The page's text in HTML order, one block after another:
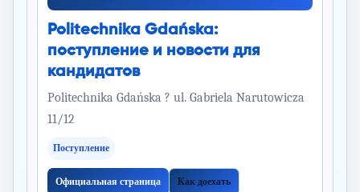
Politechnika Gdańska:
поступление и новости для
кандидатов
Politechnika Gdańska ? ul. Gabriela Narutowicza
11/12
Поступление
Официальная страница Как доехать